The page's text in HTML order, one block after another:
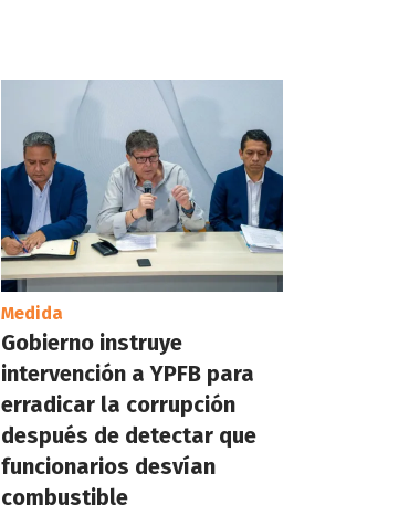
Medida
Gobierno instruye
intervención a YPFB para
erradicar la corrupción
después de detectar que
funcionarios desvían
combustible